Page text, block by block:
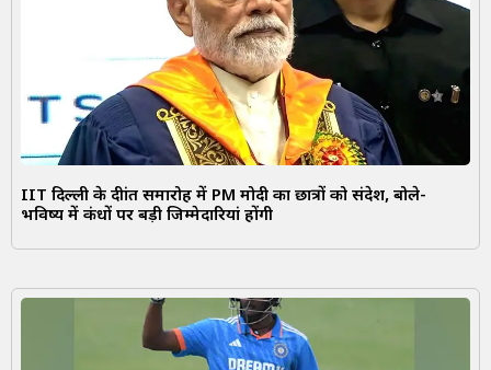
IIT दिल्ली के दीक्षांत समारोह में PM मोदी का छात्रों को संदेश, बोले-
भविष्य में कंधों पर बड़ी जिम्मेदारियां होंगी